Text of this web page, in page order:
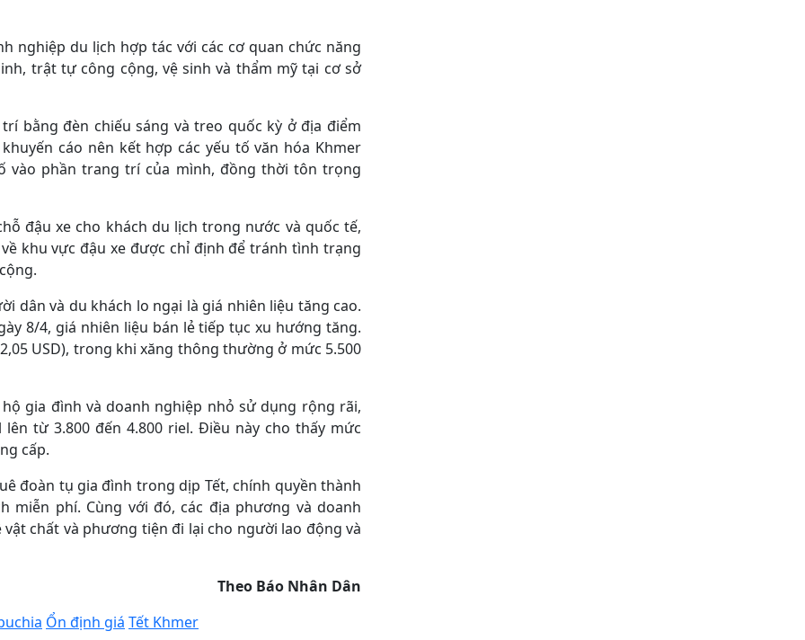
nghiệp du lịch hợp tác với các cơ quan chức năng
trật tự công cộng, vệ sinh và thẩm mỹ tại cơ sở
bằng đèn chiếu sáng và treo quốc kỳ ở địa điểm
cáo nên kết hợp các yếu tố văn hóa Khmer
vào phần trang trí của mình, đồng thời tôn trọng
đậu xe cho khách du lịch trong nước và quốc tế,
khu vực đậu xe được chỉ định để tránh tình trạng
dân và du khách lo ngại là giá nhiên liệu tăng cao.
8/4, giá nhiên liệu bán lẻ tiếp tục xu hướng tăng.
USD), trong khi xăng thông thường ở mức 5.500
gia đình và doanh nghiệp nhỏ sử dụng rộng rãi,
từ 3.800 đến 4.800 riel. Điều này cho thấy mức
cấp.
đoàn tụ gia đình trong dịp Tết, chính quyền thành
miễn phí. Cùng với đó, các địa phương và doanh
chất và phương tiện đi lại cho người lao động và
Theo Báo Nhân Dân
Ổn định giá Tết Khmer